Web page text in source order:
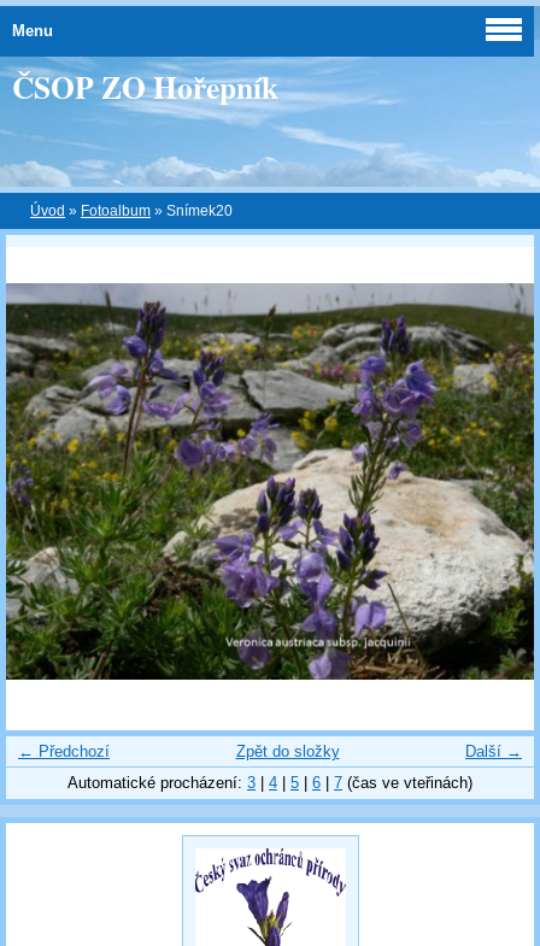
ČSOP ZO Hořepník
Úvod » Fotoalbum » Snímek20
← Předchozí Další →
Zpět do složky
Automatické procházení: 3 4 5 6 7 (čas ve vteřinách)
Menu